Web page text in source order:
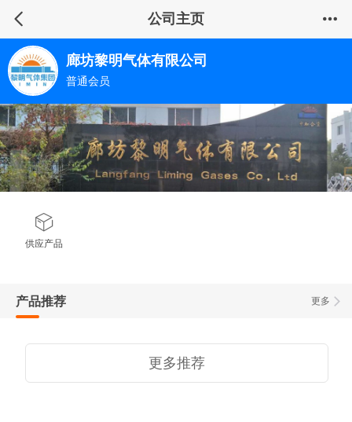
公司主页
廊坊黎明气体有限公司
普通会员
供应产品
更多
产品推荐
更多推荐